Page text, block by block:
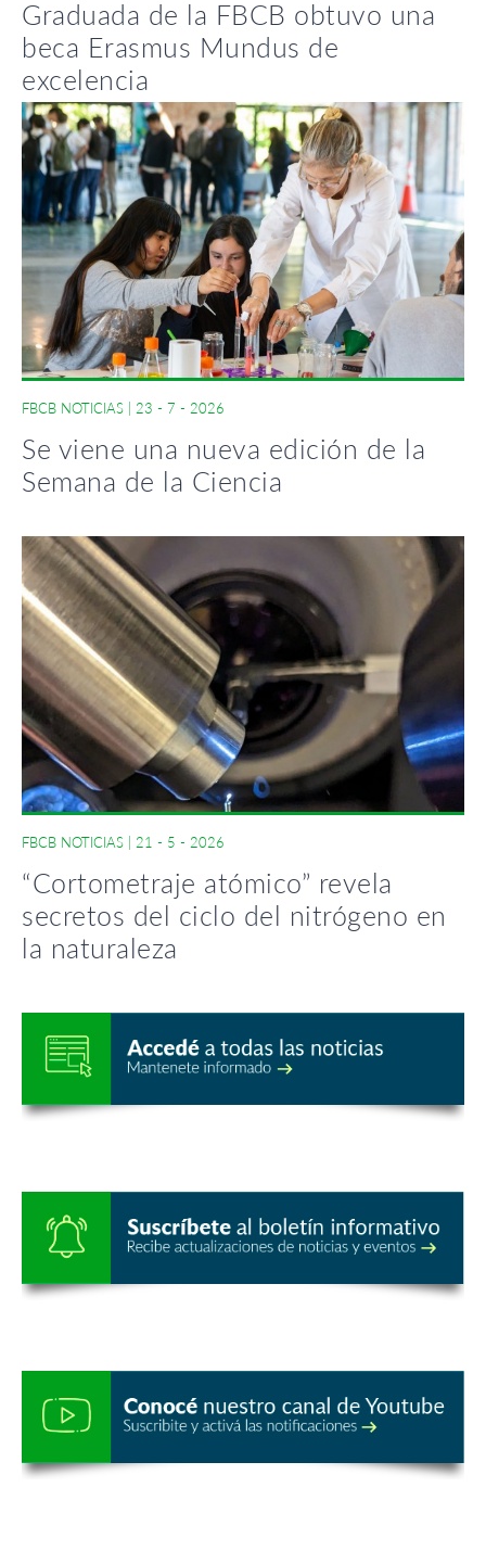
Graduada de la FBCB obtuvo una
beca Erasmus Mundus de
excelencia
FBCB NOTICIAS | 23 - 7 - 2026
Se viene una nueva edición de la
Semana de la Ciencia
FBCB NOTICIAS | 21 - 5 - 2026
“Cortometraje atómico” revela
secretos del ciclo del nitrógeno en
la naturaleza